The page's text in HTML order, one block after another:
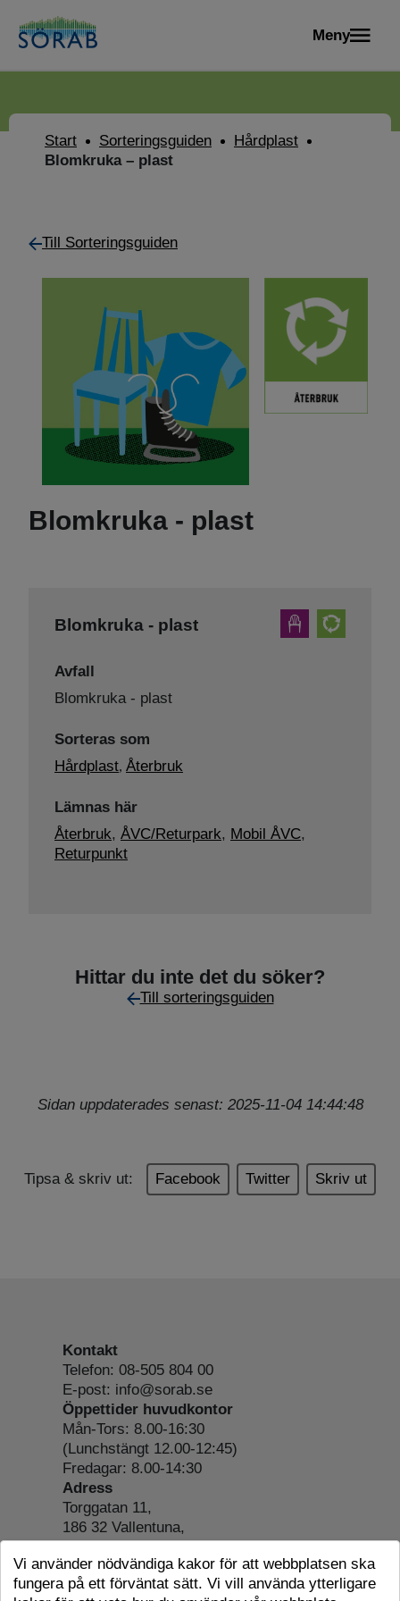
Meny
Start Sorteringsguiden
Hårdplast
Blomkruka – plast
Till Sorteringsguiden
Blomkruka - plast
Blomkruka - plast
Avfall
Blomkruka - plast
Sorteras som
Hårdplast, Återbruk
Lämnas här
Återbruk, ÅVC/Returpark, Mobil ÅVC,
Returpunkt
Hittar du inte det du söker?
Till sorteringsguiden
Sidan uppdaterades senast: 2025-11-04 14:44:48
Tipsa & skriv ut: Facebook Twitter Skriv ut
Kontakt
Telefon: 08-505 804 00
E-post: info@sorab.se
Öppettider huvudkontor
Mån-Tors: 8.00-16:30
(Lunchstängt 12.00-12:45)
Fredagar: 8.00-14:30
Adress
Torggatan 11,
186 32 Vallentuna,
Org.nr: 556197-4022
Om webbplatsen
Tillgänglighetsredogörelse
Vi använder nödvändiga kakor för att webbplatsen ska
fungera på ett förväntat sätt. Vi vill använda ytterligare